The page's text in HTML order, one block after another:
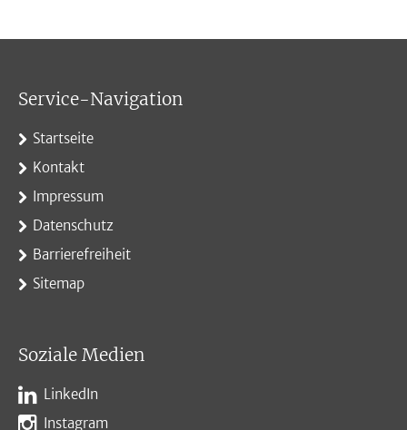
Service-Navigation
Startseite
Kontakt
Impressum
Datenschutz
Barrierefreiheit
Sitemap
Soziale Medien
LinkedIn
Instagram